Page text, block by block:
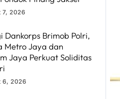
7, 2026
Dankorps Brimob Polri,
Metro Jaya dan
Jaya Perkuat Soliditas
6, 2026